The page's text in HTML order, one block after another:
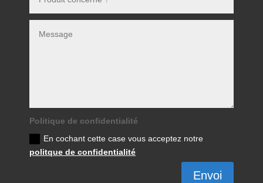
Politique de confidentialité
En cochant cette case vous acceptez notre
politque de confidentialité
Envoi